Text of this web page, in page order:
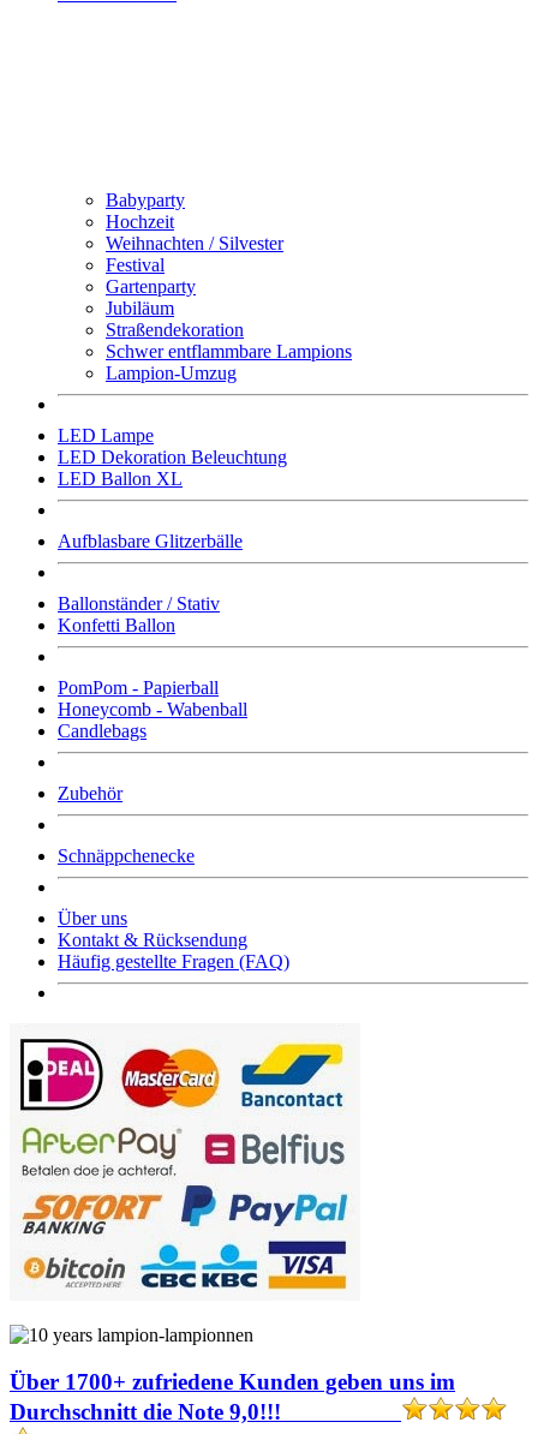
Babyparty
Hochzeit
Weihnachten / Silvester
Festival
Gartenparty
Jubiläum
Straßendekoration
Schwer entflammbare Lampions
Lampion-Umzug
LED Lampe
LED Dekoration Beleuchtung
LED Ballon XL
Aufblasbare Glitzerbälle
Ballonständer / Stativ
Konfetti Ballon
PomPom - Papierball
Honeycomb - Wabenball
Candlebags
Zubehör
Schnäppchenecke
Über uns
Kontakt & Rücksendung
Häufig gestellte Fragen (FAQ)
Über 1700+ zufriedene Kunden geben uns im
Durchschnitt die Note 9,0!!!